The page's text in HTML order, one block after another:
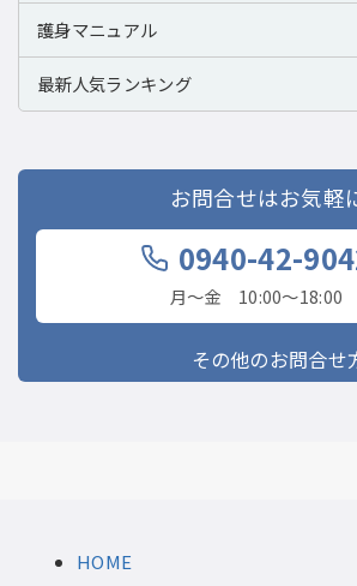
護身マニュアル
最新人気ランキング
お問合せはお気軽
0940-42-
月〜金 10:00〜18:00
その他のお問合せ
HOME